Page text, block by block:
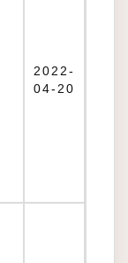
2022-
04-20